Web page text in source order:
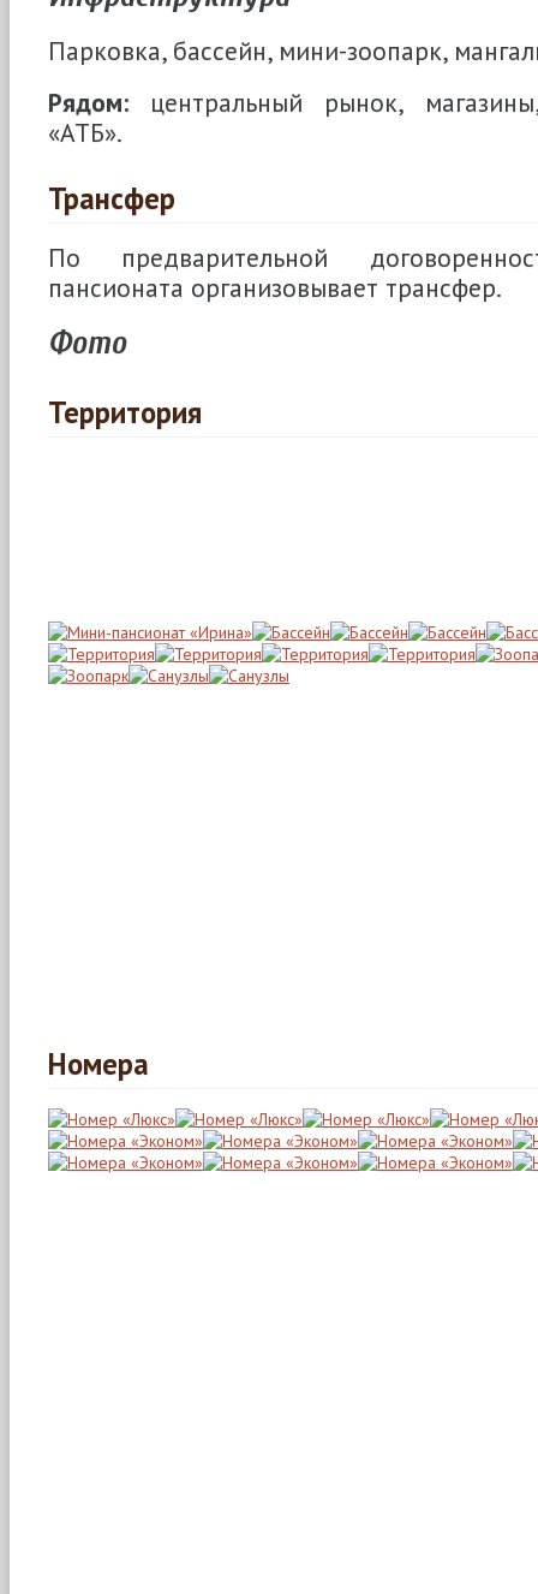
Парковка, бассейн, мини-зоопарк,
Рядом: центральный рынок,
«АТБ».
Трансфер
По предварительной
пансионата организовывает трансфер.
Фото
Территория
Номера